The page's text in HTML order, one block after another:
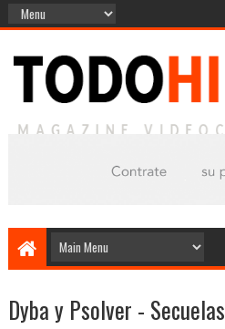
Dyba y Psolver - Secuelas